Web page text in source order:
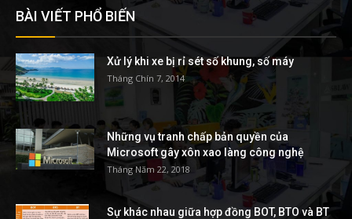
BÀI VIẾT PHỔ BIẾN
Xử lý khi xe bị rỉ sét số khung, số máy
Tháng Chín 7, 2014
Những vụ tranh chấp bản quyền của
Microsoft gây xôn xao làng công nghệ
Tháng Năm 22, 2018
Sự khác nhau giữa hợp đồng BOT, BTO và BT